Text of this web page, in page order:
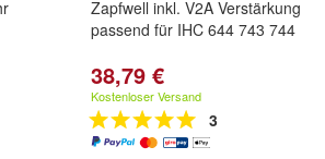
Zapfwell inkl. V2A Verstärkung
passend für IHC 644 743 744
38,79 €
Kostenloser Versand
3